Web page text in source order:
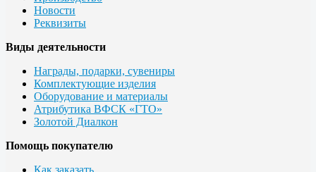
Новости
Реквизиты
Виды деятельности
Награды, подарки, сувениры
Комплектующие изделия
Оборудование и материалы
Атрибутика ВФСК «ГТО»
Золотой Диалкон
Помощь покупателю
Как заказать